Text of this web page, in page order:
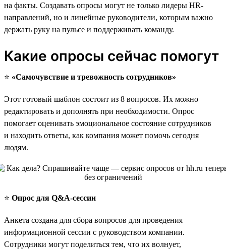
на факты. Создавать опросы могут не только лидеры HR-
направлений, но и линейные руководители, которым важно
держать руку на пульсе и поддерживать команду.
Какие опросы сейчас помогут
⭐️ «Самочувствие и тревожность сотрудников»
Этот готовый шаблон состоит из 8 вопросов. Их можно
редактировать и дополнять при необходимости. Опрос
помогает оценивать эмоциональное состояние сотрудников
и находить ответы, как компания может помочь сегодня
людям.
⭐️ Опрос для Q&A-сессии
Анкета создана для сбора вопросов для проведения
информационной сессии с руководством компании.
Сотрудники могут поделиться тем, что их волнует,